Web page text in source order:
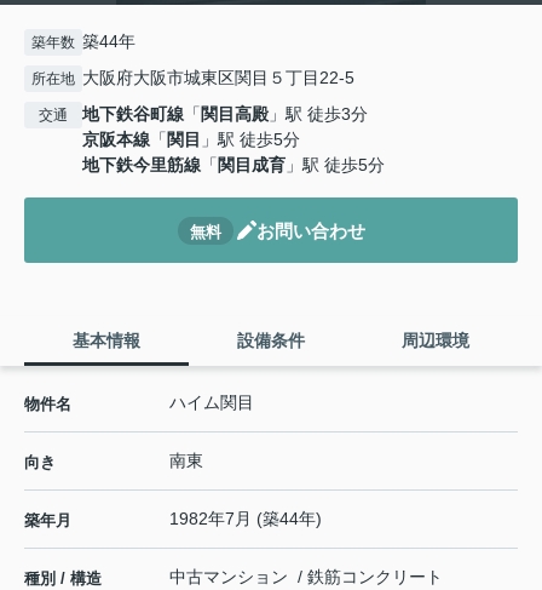
築年数 築44年
所在地 大阪府大阪市城東区関目５丁目22-5
交通 地下鉄谷町線 「 関目高殿 」駅 徒歩3分
京阪本線 「 関目 」駅 徒歩5分
地下鉄今里筋線 「 関目成育 」駅 徒歩5分
無料 お問い合わせ
基本情報 設備条件 周辺環境
物件名 ハイム関目
向き 南東
築年月 1982年7月 (築44年)
種別 / 構造 中古マンション / 鉄筋コンクリート